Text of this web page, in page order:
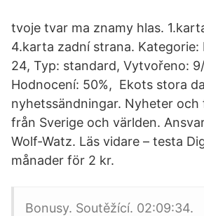
tvoje tvar ma znamy hlas.
4.karta zadní strana. Kategorie:
24, Typ: standard, Vytvořeno:
Hodnocení: 50%, Ekots stora
nyhetssändningar. Nyheter och
från Sverige och världen.
Wolf-Watz. Läs vidare – testa
månader för 2 kr.
Bonusy. Soutěžící. 02:09:34.